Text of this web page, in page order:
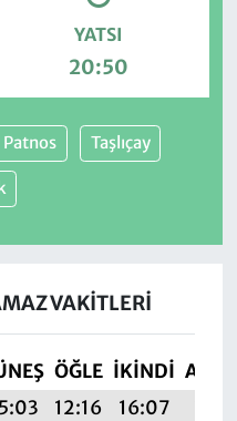
YATSI
20:50
Patnos Taşlıçay
VAKITLERI
ÖĞLE İKINDI
12:16 16:07